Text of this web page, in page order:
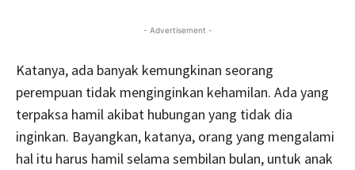
- Advertisement -
Katanya, ada banyak kemungkinan seorang
perempuan tidak menginginkan kehamilan. Ada yang
terpaksa hamil akibat hubungan yang tidak dia
inginkan. Bayangkan, katanya, orang yang mengalami
hal itu harus hamil selama sembilan bulan, untuk anak